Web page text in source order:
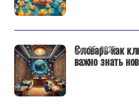
Словарь как
важно знать
дек 25, 2025